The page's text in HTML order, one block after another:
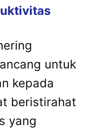
untuk
kepada
beristirahat
yang